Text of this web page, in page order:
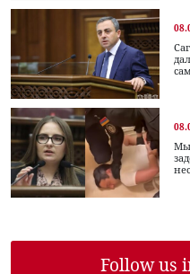
Мы
Follow us